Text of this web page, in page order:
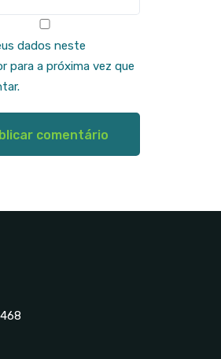
dados neste
para a próxima vez que